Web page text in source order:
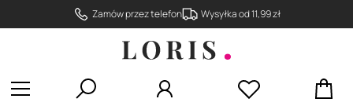
Zamów przez telefon Wysyłka od 11,99 zł